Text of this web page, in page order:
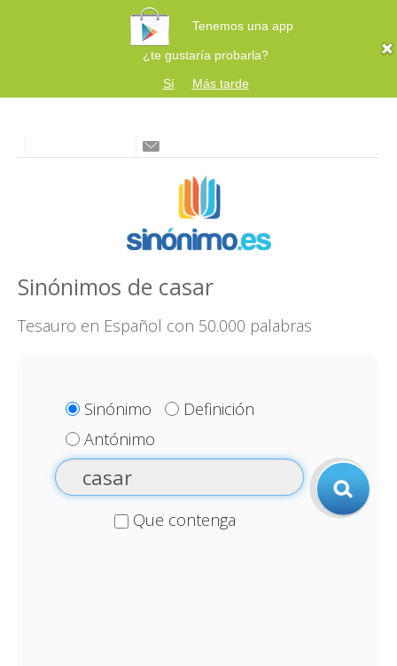
Tenemos una app
¿te gustaría probarla?
Sí
Más tarde
Sinónimos de casar
Tesauro en Español con 50.000 palabras
Sinónimo
Definición
Antónimo
Que contenga